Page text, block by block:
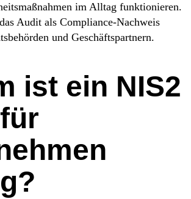
im Alltag funktionieren.
Audit als Compliance-Nachweis
und Geschäftspartnern.
ist ein NIS2